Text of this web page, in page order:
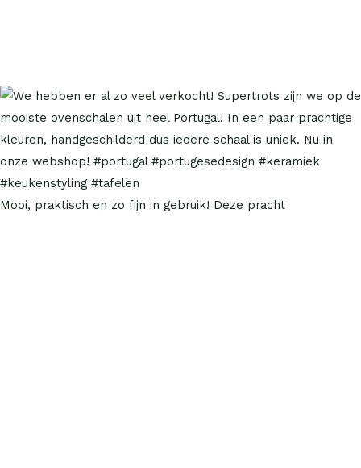
Mooi, praktisch en zo fijn in gebruik! Deze pracht